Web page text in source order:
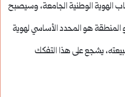
الهوية الوطنية الجامعة، وسيصبح
المنطقة هو المحدد الأساسي لهوية
يشجع على هذا التفكك